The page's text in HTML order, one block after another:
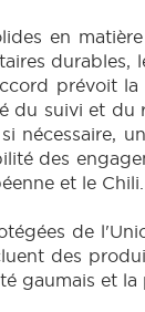
en
prévoit
suivi et
nécessaire,
des
et le Chili.
de
des
gaumais et la